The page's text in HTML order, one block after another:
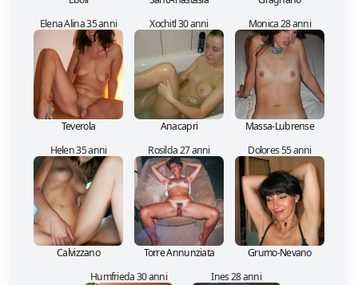
Elena Alina 35 anni
Teverola
Xochitl 30 anni
Anacapri
Monica 28 anni
Massa-Lubrense
Helen 35 anni
Calvizzano
Rosilda 27 anni
Torre Annunziata
Dolores 55 anni
Grumo-Nevano
Humfrieda 30 anni
Ines 28 anni